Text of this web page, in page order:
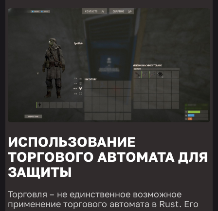
ИСПОЛЬЗОВАНИЕ
ТОРГОВОГО АВТОМАТА ДЛЯ
ЗАЩИТЫ
Торговля – не единственное возможное
применение торгового автомата в Rust. Его